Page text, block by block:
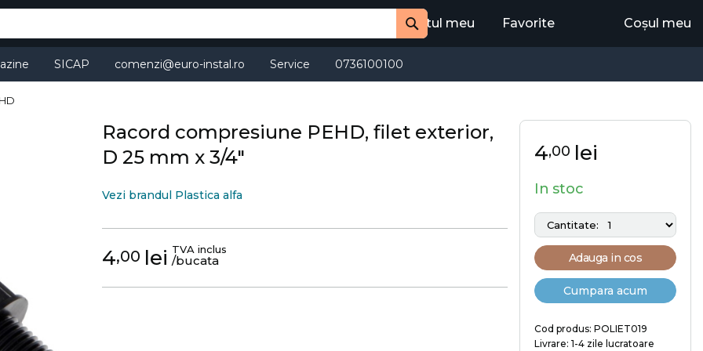
Cauta
Contul meu Favorite Coșul meu
SICAP comenzi@euro-instal.ro Service 0736100100
Racord compresiune PEHD, filet exterior,
D 25 mm x 3/4"
Vezi brandul Plastica alfa
4,00 lei TVA inclus
/bucata
4,00 lei
In stoc
Adauga in cos
Cumpara acum
Cod produs: POLIET019
Livrare: 1-4 zile lucratoare